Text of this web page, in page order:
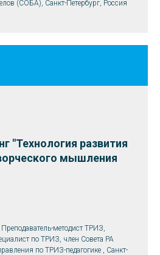
(СОБА), Санкт-Петербург, Россия
"Технология развития
мышления
, Преподаватель-методист ТРИЗ,
по ТРИЗ, член Совета РА
по ТРИЗ-педагогике , Санкт-